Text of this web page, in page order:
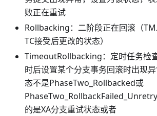
败正在重试
Rollbacking：二阶段正在回滚（TM
TC接受后更改的状态）
TimeoutRollbacking：定时任务检
时后设置某个分支事务回滚时出现
态不是PhaseTwo_Rollbacked或
的是XA分支重试状态或者